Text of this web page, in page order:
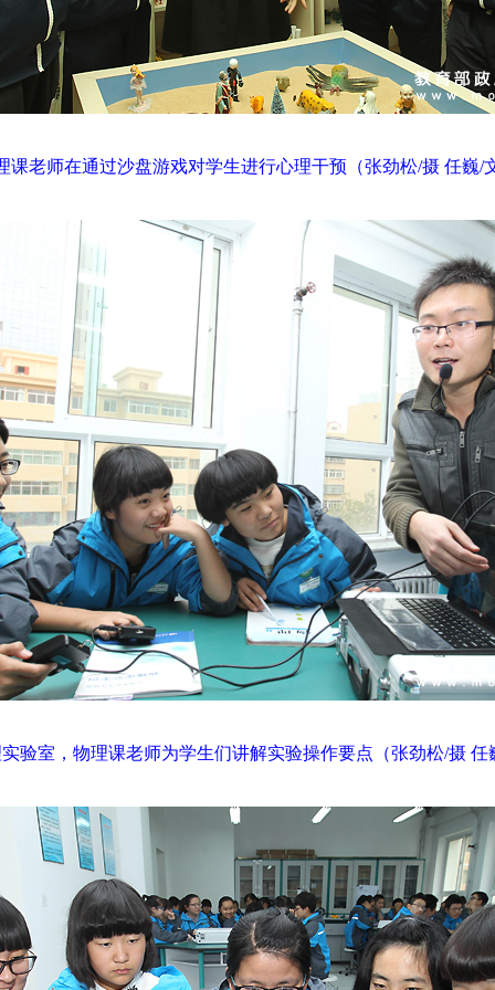
课老师在通过沙盘游戏对学生进行心理干预（张劲松/摄 任巍/
验室，物理课老师为学生们讲解实验操作要点（张劲松/摄 任